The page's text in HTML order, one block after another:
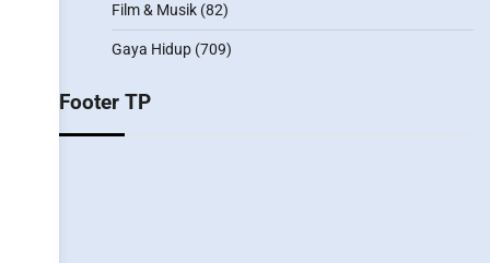
Film & Musik(82)
Gaya Hidup(709)
Footer TP